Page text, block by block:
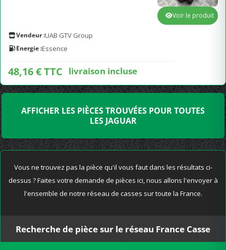
Vendeur :UAB GTV Group
Energie :Essence
48,16 € TTC livraison incluse
Voir le produit
AFFICHER LES PIÈCES TROUVÉES POUR TOUTES
LES JAGUAR
Vous ne trouvez pas la pièce qu'il vous faut dans les résultats ci-
dessus ? Faites votre demande de pièces ici, nous allons l'envoyer à
l'ensemble de notre réseau de casses sur toute la France.
Recherche de pièce sur le réseau France Casse